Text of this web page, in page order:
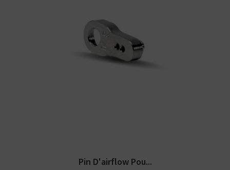
Pin/ insert d'airflow pour l'atomiseur
Pin D'airflow Pou...